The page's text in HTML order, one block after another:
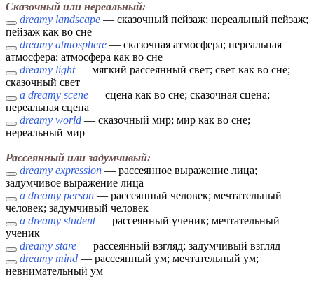
Сказочный или нереальный:
dreamy landscape — сказочный пейзаж; нереальный пейзаж;
пейзаж как во сне
dreamy atmosphere — сказочная атмосфера; нереальная
атмосфера; атмосфера как во сне
dreamy light— мягкий рассеянный свет; свет как во сне;
сказочный свет
a dreamy scene — сцена как во сне; сказочная сцена;
нереальная сцена
dreamy world — сказочный мир; мир как во сне;
нереальный мир
Рассеянный или задумчивый:
dreamy expression — рассеянное выражение лица;
задумчивое выражение лица
a dreamy person — рассеянный человек; мечтательный
человек; задумчивый человек
a dreamy student— рассеянный ученик; мечтательный
ученик
dreamy stare — рассеянный взгляд; задумчивый взгляд
dreamy mind — рассеянный ум; мечтательный ум;
невнимательный ум